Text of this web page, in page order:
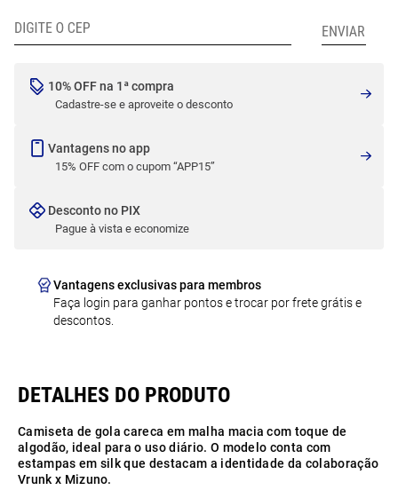
10% OFF na 1ª compra
Cadastre-se e aproveite o desconto
Vantagens no app
15% OFF com o cupom “APP15”
Desconto no PIX
Pague à vista e economize
Vantagens exclusivas para membros
Faça login para ganhar pontos e trocar por frete grátis e
descontos.
Camiseta de gola careca em malha macia com toque de
algodão, ideal para o uso diário. O modelo conta com
estampas em silk que destacam a identidade da colaboração
Vrunk x Mizuno.